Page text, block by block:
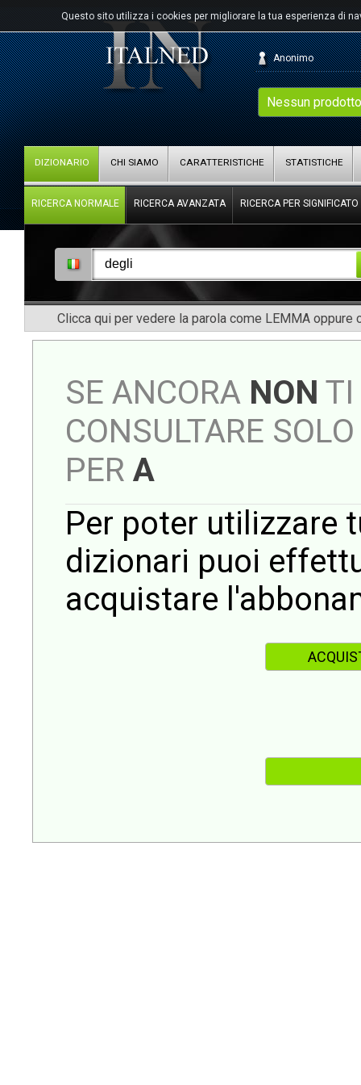
Questo sito utilizza i cookies per migliorare la tua esperienza di
Nessun
Anonimo
DIZIONARIO CHI SIAMO CARATTERISTICHE STATISTICHE
RICERCA NORMALE RICERCA AVANZATA RICERCA PER SIGNIFICATO
Clicca qui per vedere la parola come LEMMA oppure
SE ANCORA NON TI
CONSULTARE
PER A
Per poter utilizzare
dizionari puoi
acquistare